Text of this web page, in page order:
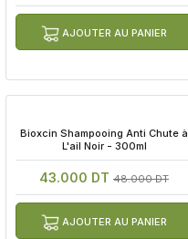
AJOUTER AU PANIER
Bioxcin Shampooing Anti Chute à
L'ail Noir - 300ml
43.000 DT 48.000 DT
AJOUTER AU PANIER